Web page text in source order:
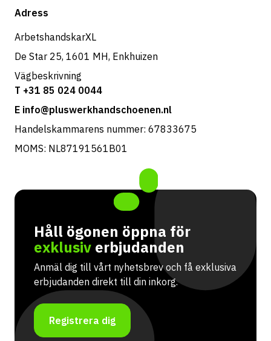
Returer & service
Butik
Adress
ArbetshandskarXL
De Star 25, 1601 MH, Enkhuizen
Vägbeskrivning
T +31 85 024 0044
E info@pluswerkhandschoenen.nl
Handelskammarens nummer: 67833675
MOMS: NL87191561B01
Håll ögonen öppna för
exklusiv erbjudanden
Anmäl dig till vårt nyhetsbrev och få exklusiva
erbjudanden direkt till din inkorg.
Registrera dig